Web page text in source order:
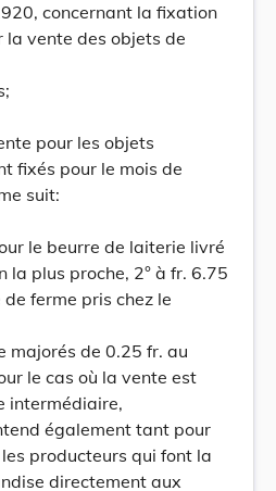
concernant la fixation
vente des objets de
pour les objets
fixés pour le mois de
suit:
le beurre de laiterie livré
plus proche, 2° à fr. 6.75
ferme pris chez le
majorés de 0.25 fr. au
le cas où la vente est
intermédiaire,
également tant pour
producteurs qui font la
directement aux